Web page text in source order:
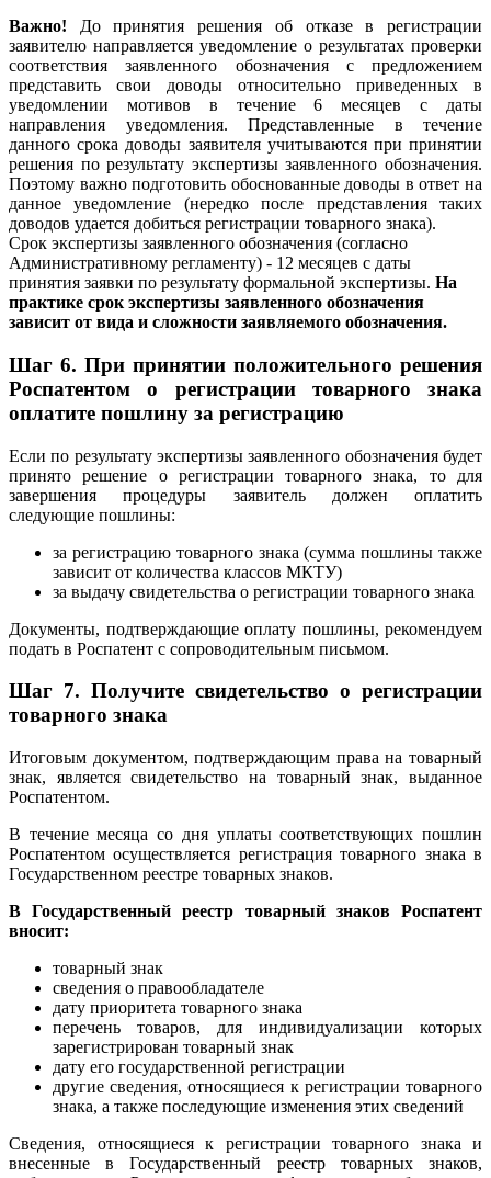
Важно! До принятия решения об отказе в регистрации
заявителю направляется уведомление о результатах проверки
соответствия заявленного обозначения с предложением
представить свои доводы относительно приведенных в
уведомлении мотивов в течение 6 месяцев с даты
направления уведомления. Представленные в течение
данного срока доводы заявителя учитываются при принятии
решения по результату экспертизы заявленного обозначения.
Поэтому важно подготовить обоснованные доводы в ответ на
данное уведомление (нередко после представления таких
доводов удается добиться регистрации товарного знака).
Срок экспертизы заявленного обозначения (согласно
Административному регламенту) - 12 месяцев с даты
принятия заявки по результату формальной экспертизы. На
практике срок экспертизы заявленного обозначения
зависит от вида и сложности заявляемого обозначения.
Шаг 6. При принятии положительного решения
Роспатентом о регистрации товарного знака
оплатите пошлину за регистрацию
Если по результату экспертизы заявленного обозначения будет
принято решение о регистрации товарного знака, то для
завершения процедуры заявитель должен оплатить
следующие пошлины:
за регистрацию товарного знака (сумма пошлины также
зависит от количества классов МКТУ)
за выдачу свидетельства о регистрации товарного знака
Документы, подтверждающие оплату пошлины, рекомендуем
подать в Роспатент с сопроводительным письмом.
Шаг 7. Получите свидетельство о регистрации
товарного знака
Итоговым документом, подтверждающим права на товарный
знак, является свидетельство на товарный знак, выданное
Роспатентом.
В течение месяца со дня уплаты соответствующих пошлин
Роспатентом осуществляется регистрация товарного знака в
Государственном реестре товарных знаков.
В Государственный реестр товарный знаков Роспатент
вносит:
товарный знак
сведения о правообладателе
дату приоритета товарного знака
перечень товаров, для индивидуализации которых
зарегистрирован товарный знак
дату его государственной регистрации
другие сведения, относящиеся к регистрации товарного
знака, а также последующие изменения этих сведений
Сведения, относящиеся к регистрации товарного знака и
внесенные в Государственный реестр товарных знаков,